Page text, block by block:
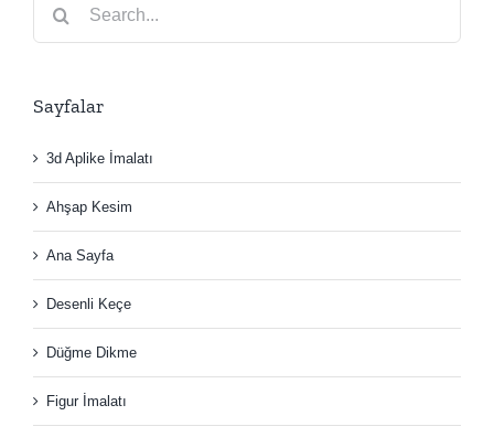
Sayfalar
3d Aplike İmalatı
Ahşap Kesim
Ana Sayfa
Desenli Keçe
Düğme Dikme
Figur İmalatı